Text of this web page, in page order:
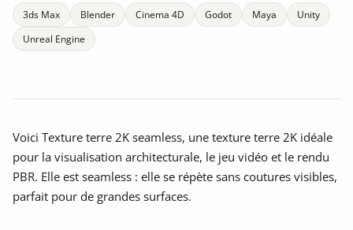
3ds Max Blender Cinema 4D Godot Maya
Unity
Unreal Engine
Voici Texture terre 2K seamless, une texture terre 2K idéale
pour la visualisation architecturale, le jeu vidéo et le rendu
PBR. Elle est seamless : elle se répète sans coutures visibles,
parfait pour de grandes surfaces.